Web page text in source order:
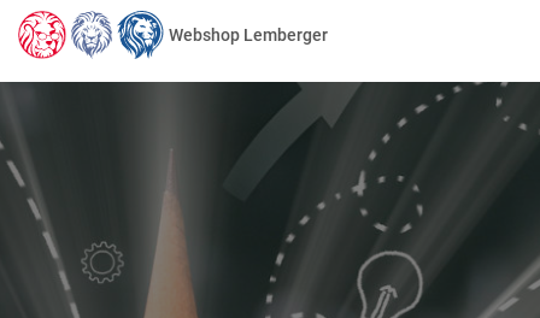
Webshop Lemberger